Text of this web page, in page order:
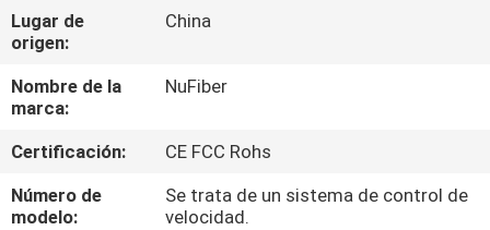
SOBRE
NOSOTROS
VIAJE
DE
LA
Lugar de
origen:
China
Nombre de la
marca:
NuFiber
Certificación:
CE FCC Rohs
Número de
modelo:
Se trata de un sistema de control de
velocidad.